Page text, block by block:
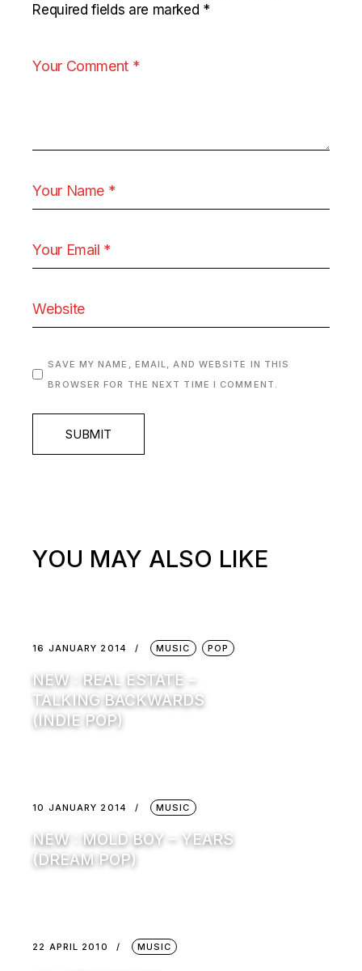
Required fields are marked *
SAVE MY NAME, EMAIL, AND WEBSITE IN THIS
BROWSER FOR THE NEXT TIME I COMMENT.
SUBMIT
YOU MAY ALSO LIKE
16 JANUARY 2014 MUSIC POP
NEW : REAL ESTATE –
TALKING BACKWARDS
(INDIE POP)
10 JANUARY 2014 MUSIC
NEW : MOLD BOY – YEARS
(DREAM POP)
22 APRIL 2010 MUSIC